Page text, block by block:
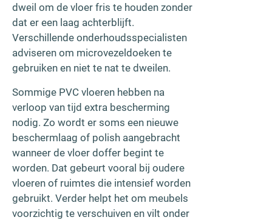
dweil om de vloer fris te houden zonder
dat er een laag achterblijft.
Verschillende onderhoudsspecialisten
adviseren om microvezeldoeken te
gebruiken en niet te nat te dweilen.
Sommige PVC vloeren hebben na
verloop van tijd extra bescherming
nodig. Zo wordt er soms een nieuwe
beschermlaag of polish aangebracht
wanneer de vloer doffer begint te
worden. Dat gebeurt vooral bij oudere
vloeren of ruimtes die intensief worden
gebruikt. Verder helpt het om meubels
voorzichtig te verschuiven en vilt onder